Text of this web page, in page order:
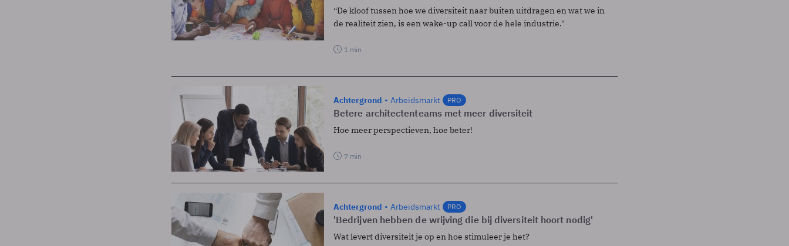
“De kloof tussen hoe we diversiteit naar buiten uitdragen en wat we in
de realiteit zien, is een wake-up call voor de hele industrie."
1 min
Achtergrond Arbeidsmarkt PRO
Betere architectenteams met meer diversiteit
Hoe meer perspectieven, hoe beter!
7 min
Achtergrond Arbeidsmarkt PRO
'Bedrijven hebben de wrijving die bij diversiteit hoort nodig'
Wat levert diversiteit je op en hoe stimuleer je het?